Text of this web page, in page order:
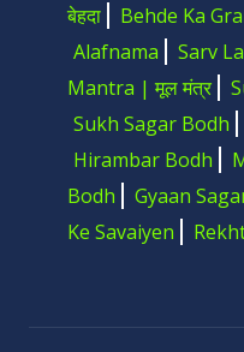
बेहदा
Behde Ka
Alafnama
Sarv
Mantra | मूल मंत्र
Sukh Sagar Bodh
Hirambar Bodh
Bodh
Gyaan
Ke Savaiyen